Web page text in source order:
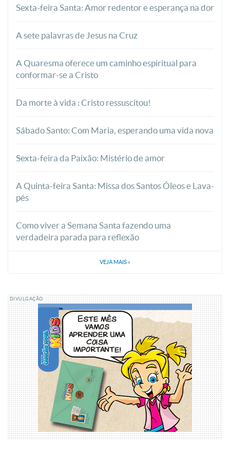
Sexta-feira Santa: Amor redentor e esperança na dor
A sete palavras de Jesus na Cruz
A Quaresma oferece um caminho espiritual para
conformar-se a Cristo
Da morte à vida : Cristo ressuscitou!
Sábado Santo: Com Maria, esperando uma vida nova
Sexta-feira da Paixão: Mistério de amor
A Quinta-feira Santa: Missa dos Santos Óleos e Lava-
pés
Como viver a Semana Santa fazendo uma
verdadeira parada para reflexão
VEJA MAIS »
DIVULGAÇÃO